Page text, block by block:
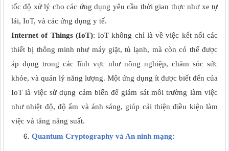
tốc độ xử lý cho các ứng dụng yêu cầu thời gian thực như xe tự
lái, IoT, và các ứng dụng y tế.
Internet of Things (IoT): IoT không chỉ là về việc kết nối các
thiết bị thông minh như máy giặt, tủ lạnh, mà còn có thể được
áp dụng trong các lĩnh vực như nông nghiệp, chăm sóc sức
khỏe, và quản lý năng lượng. Một ứng dụng ít được biết đến của
IoT là việc sử dụng cảm biến để giám sát môi trường làm việc
như nhiệt độ, độ ẩm và ánh sáng, giúp cải thiện điều kiện làm
việc và tăng năng suất.
Quantum Cryptography và An ninh mạng: